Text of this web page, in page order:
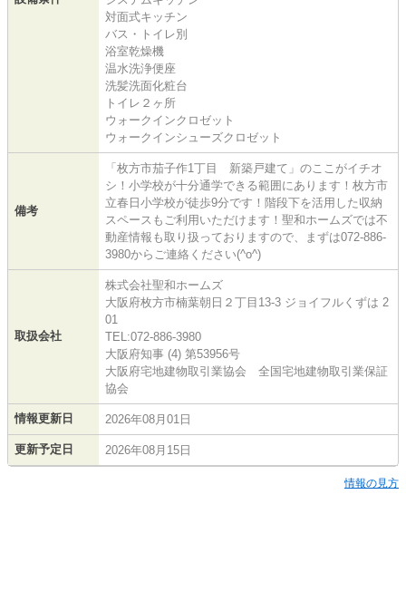
対面式キッチン
バス・トイレ別
浴室乾燥機
温水洗浄便座
洗髪洗面化粧台
トイレ２ヶ所
ウォークインクロゼット
ウォークインシューズクロゼット
備考
「枚方市茄子作1丁目 新築戸建て」のここがイチオ
シ！小学校が十分通学できる範囲にあります！枚方市
立春日小学校が徒歩9分です！階段下を活用した収納
スペースもご利用いただけます！聖和ホームズでは不
動産情報も取り扱っておりますので、まずは072-886-
3980からご連絡ください(^o^)
取扱会社
株式会社聖和ホームズ
大阪府枚方市楠葉朝日２丁目13-3 ジョイフルくずは 2
01
TEL:072-886-3980
大阪府知事 (4) 第53956号
大阪府宅地建物取引業協会 全国宅地建物取引業保証
協会
情報更新日 2026年08月01日
更新予定日 2026年08月15日
情報の見方